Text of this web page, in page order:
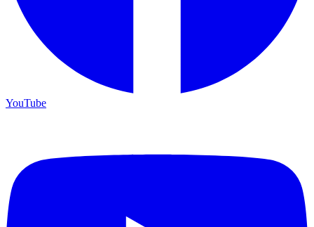
YouTube